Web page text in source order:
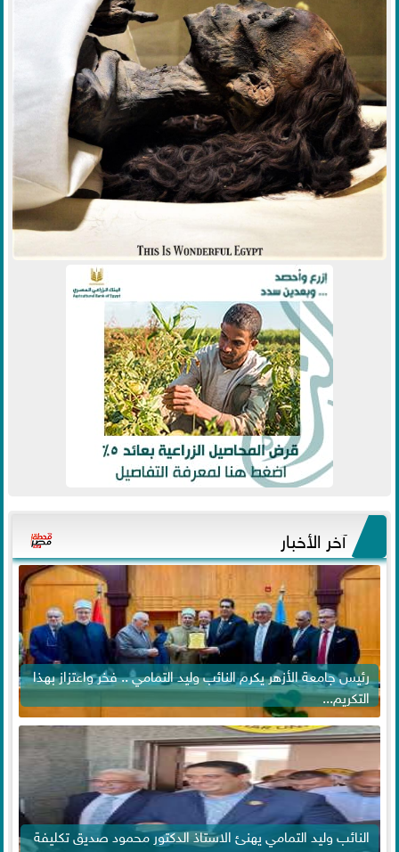
آخر الأخبار
رئيس جامعة الأزهر يكرم النائب وليد التمامي .. فخر واعتزاز بهذا
التكريم...
النائب وليد التمامي يهنئ الاستاذ الدكتور محمود صديق تكليفة